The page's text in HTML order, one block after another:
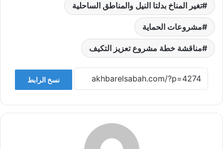
تغير المناخ بدلتا النيل والمناطق الساحلية
مشروعات الحماية
مناقشة خطة مشروع تعزيز التكيف
نسخ الرابط